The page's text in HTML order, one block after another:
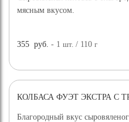
мясным вкусом.
355 руб. - 1шт. / 110г
КОЛБАСА ФУЭТ ЭКСТРА С
Благородный вкус